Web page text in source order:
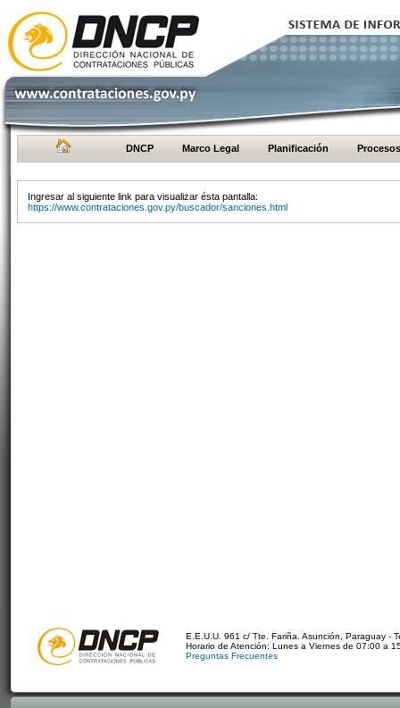
DNCP Marco Legal Planificación Procesos
Ingresar al siguiente link para visualizar ésta pantalla:
https://www.contrataciones.gov.py/buscador/sanciones.html
E.E.U.U. 961 c/ Tte. Fariña. Asunción, Paraguay -
Horario de Atención: Lunes a Viernes de 07:00 a
Preguntas Frecuentes